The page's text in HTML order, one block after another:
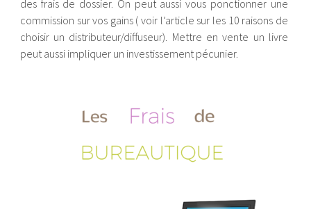
des frais de dossier. On peut aussi vous ponctionner une
commission sur vos gains ( voir l’article sur les 10 raisons de
choisir un distributeur/diffuseur). Mettre en vente un livre
peut aussi impliquer un investissement pécunier.